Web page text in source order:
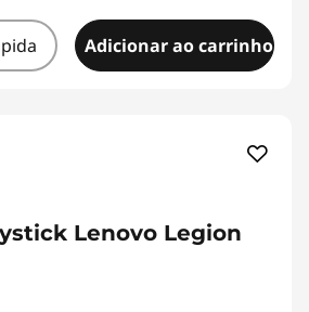
Adicionar ao carrinho
Lenovo Legion